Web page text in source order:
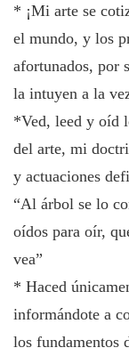
* ¡Mi arte se
el mundo, y los
afortunados, por
la intuyen a la
*Ved, leed y oíd
del arte, mi
y actuaciones
“Al árbol se lo
oídos para oír,
vea”
* Haced
informándote a
los fundamentos